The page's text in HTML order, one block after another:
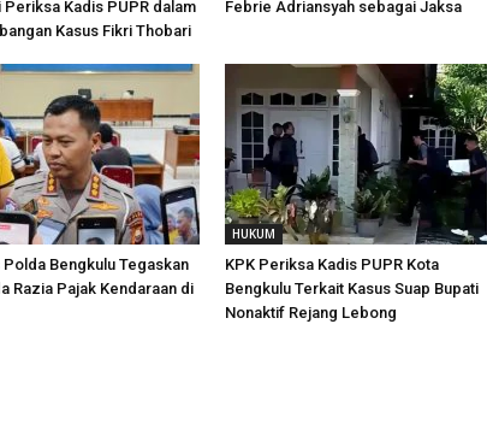
Periksa Kadis PUPR dalam
Kasus Fikri Thobari
Febrie Adriansyah sebagai Jaksa
Polda Bengkulu Tegaskan
Razia Pajak Kendaraan di
HUKUM
KPK Periksa Kadis PUPR Kota
Bengkulu Terkait Kasus Suap Bupati
Nonaktif Rejang Lebong